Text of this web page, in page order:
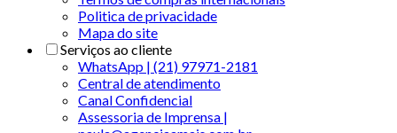
Politica de privacidade
Mapa do site
Serviços ao cliente
WhatsApp | (21) 97971-2181
Central de atendimento
Canal Confidencial
Assessoria de Imprensa |